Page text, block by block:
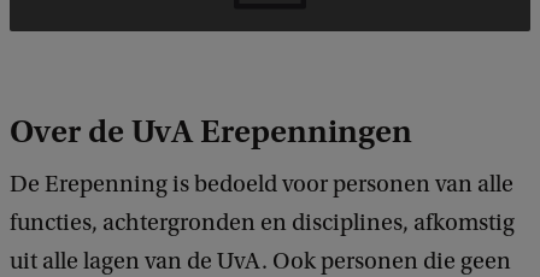
Over de UvA Erepenningen
De Erepenning is bedoeld voor personen van alle
functies, achtergronden en disciplines, afkomstig
uit alle lagen van de UvA. Ook personen die geen